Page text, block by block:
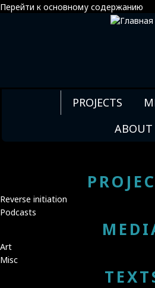
Перейти к основному содержанию
PROJECTS
ABOUT
Reverse initiation
Podcasts
Art
Misc